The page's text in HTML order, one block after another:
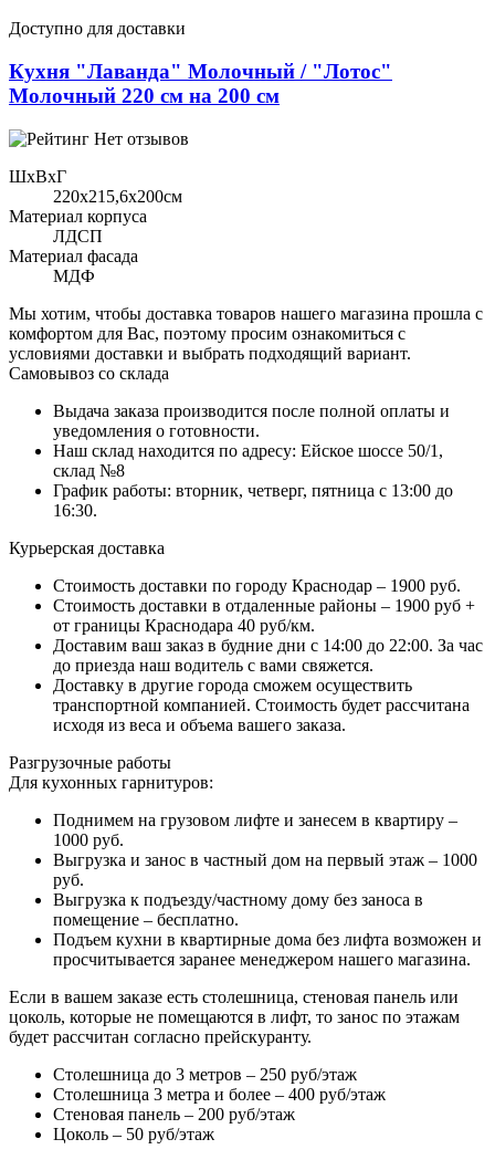
Доступно для доставки
Кухня "Лаванда" Молочный / "Лотос"
Молочный 220 см на 200 см
Нет отзывов
ШхВхГ
220x215,6х200см
Материал корпуса
ЛДСП
Материал фасада
МДФ
Мы хотим, чтобы доставка товаров нашего магазина прошла с
комфортом для Вас, поэтому просим ознакомиться с
условиями доставки и выбрать подходящий вариант.
Самовывоз со склада
Выдача заказа производится после полной оплаты и
уведомления о готовности.
Наш склад находится по адресу: Ейское шоссе 50/1,
склад №8
График работы: вторник, четверг, пятница с 13:00 до
16:30.
Курьерская доставка
Стоимость доставки по городу Краснодар – 1900 руб.
Стоимость доставки в отдаленные районы – 1900 руб +
от границы Краснодара 40 руб/км.
Доставим ваш заказ в будние дни с 14:00 до 22:00. За час
до приезда наш водитель с вами свяжется.
Доставку в другие города сможем осуществить
транспортной компанией. Стоимость будет рассчитана
исходя из веса и объема вашего заказа.
Разгрузочные работы
Для кухонных гарнитуров:
Поднимем на грузовом лифте и занесем в квартиру –
1000 руб.
Выгрузка и занос в частный дом на первый этаж – 1000
руб.
Выгрузка к подъезду/частному дому без заноса в
помещение – бесплатно.
Подъем кухни в квартирные дома без лифта возможен и
просчитывается заранее менеджером нашего магазина.
Если в вашем заказе есть столешница, стеновая панель или
цоколь, которые не помещаются в лифт, то занос по этажам
будет рассчитан согласно прейскуранту.
Столешница до 3 метров – 250 руб/этаж
Столешница 3 метра и более – 400 руб/этаж
Стеновая панель – 200 руб/этаж
Цоколь – 50 руб/этаж